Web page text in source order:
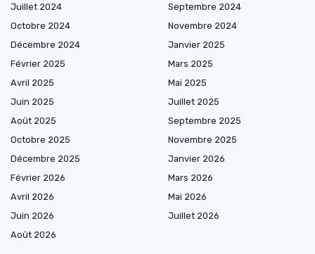
Juillet 2024
Septembre 2024
Octobre 2024
Novembre 2024
Décembre 2024
Janvier 2025
Février 2025
Mars 2025
Avril 2025
Mai 2025
Juin 2025
Juillet 2025
Août 2025
Septembre 2025
Octobre 2025
Novembre 2025
Décembre 2025
Janvier 2026
Février 2026
Mars 2026
Avril 2026
Mai 2026
Juin 2026
Juillet 2026
Août 2026